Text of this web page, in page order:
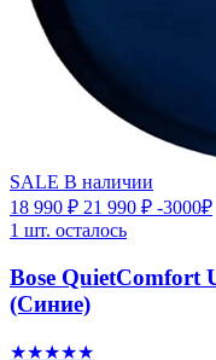
SALE В наличии
18 990 ₽ 21 990 ₽ -3000₽
1 шт. осталось
Bose QuietComfort
(Синие)
★★★★★